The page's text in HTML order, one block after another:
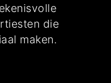
die
maken.